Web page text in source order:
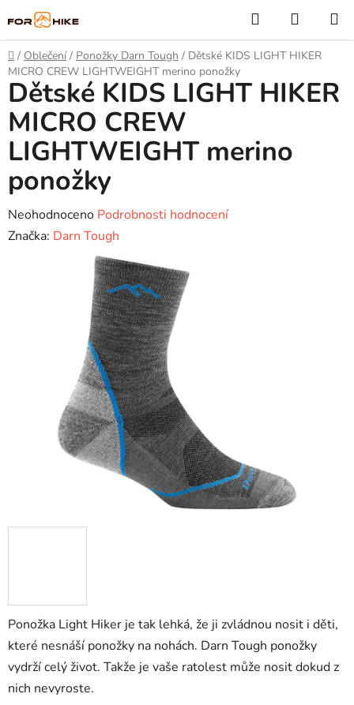
na
obsah
Hledat
KOŠÍK
Domů
/ Oblečení / Ponožky Darn Tough / Dětské KIDS LIGHT HIKER
MICRO CREW LIGHTWEIGHT merino ponožky
Ponožka Light Hiker je tak lehká, že ji zvládnou nosit i děti,
které nesnáší ponožky na nohách. Darn Tough ponožky
vydrží celý život. Takže je vaše ratolest může nosit dokud z
nich nevyroste.
Dětské KIDS LIGHT HIKER
MICRO CREW
LIGHTWEIGHT merino
ponožky
Průměrné
hodnocení
Neohodnoceno Podrobnosti hodnocení
Značka: Darn Tough